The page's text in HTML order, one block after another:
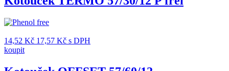
14,52 Kč 17,57 Kč s DPH
koupit